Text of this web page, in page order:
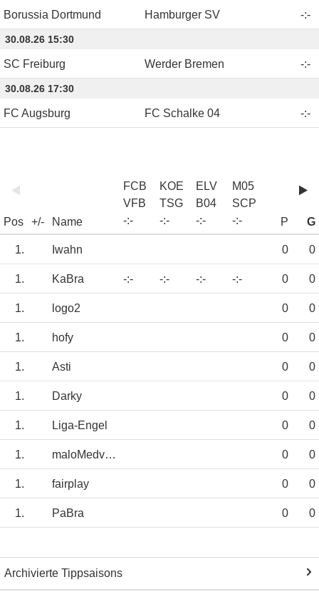
Borussia Dortmund Hamburger SV -:-
30.08.26 15:30
SC Freiburg Werder Bremen -:-
30.08.26 17:30
FC Augsburg FC Schalke 04 -:-
Pos +/- Name
FCB
VFB
-:-
KOE
TSG
-:-
ELV
B04
-:-
M05
SCP
-:- P G
1. Iwahn 0 0
1. KaBra -:- -:- -:- -:- 0 0
1. logo2 0 0
1. hofy 0 0
1. Asti 0 0
1. Darky 0 0
1. Liga-Engel 0 0
1. maloMedved 0 0
1. fairplay 0 0
1. PaBra 0 0
Archivierte Tippsaisons